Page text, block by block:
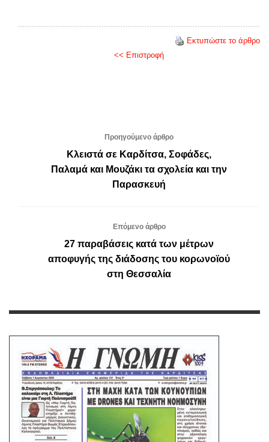
Εκτυπώστε το άρθρο
<< Επιστροφή
Προηγούμενο άρθρο
Κλειστά σε Καρδίτσα, Σοφάδες,
Παλαμά και Μουζάκι τα σχολεία και την
Παρασκευή
Επόμενο άρθρο
27 παραβάσεις κατά των μέτρων
αποφυγής της διάδοσης του κορωνοϊού
στη Θεσσαλία